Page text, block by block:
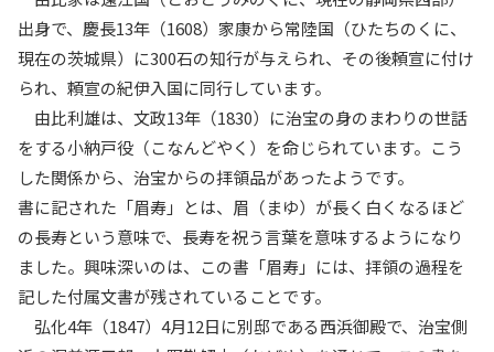
出身で、慶長13年（1608）家康から常陸国（ひたちのくに、
現在の茨城県）に300石の知行が与えられ、その後頼宣に付け
られ、頼宣の紀伊入国に同行しています。
由比利雄は、文政13年（1830）に治宝の身のまわりの世話
をする小納戸役（こなんどやく）を命じられています。こう
した関係から、治宝からの拝領品があったようです。
書に記された「眉寿」とは、眉（まゆ）が長く白くなるほど
の長寿という意味で、長寿を祝う言葉を意味するようになり
ました。興味深いのは、この書「眉寿」には、拝領の過程を
記した付属文書が残されていることです。
弘化4年（1847）4月12日に別邸である西浜御殿で、治宝側